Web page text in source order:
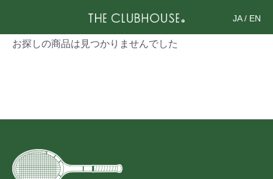
JA/ EN
お探しの商品は見つかりませんでした